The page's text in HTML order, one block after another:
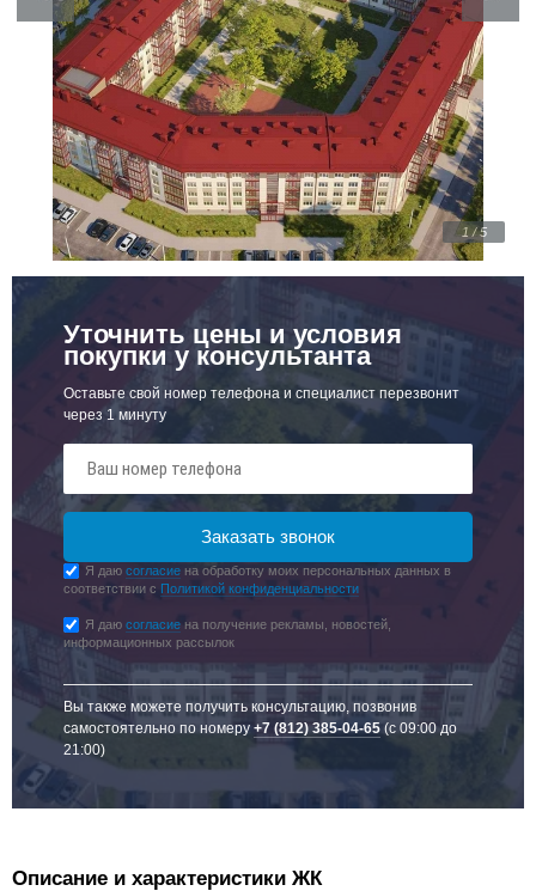
1 / 5
Уточнить цены и условия
покупки у консультанта
Оставьте свой номер телефона и специалист перезвонит
через 1 минуту
Я даюсогласие на обработку моих персональных данных в
соответствии с Политикой конфиденциальности
Я даюсогласие на получение рекламы, новостей,
информационных рассылок
Вы также можете получить консультацию, позвонив
самостоятельно по номеру+7 (812) 385-04-65 (с 09:00 до
21:00)
Описание и характеристики ЖК